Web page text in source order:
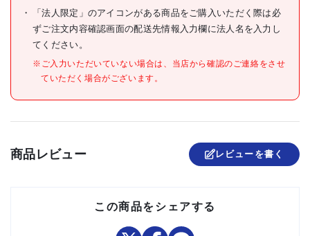
●ハンドル:プラスチック
原産国 イスラエル
セット内容/付属品
「法人限定」のアイコンがある商品をご購入いただく際は必
ずご注文内容確認画面の配送先情報入力欄に法人名を入力し
てください。
※ご入力いただいていない場合は、当店から確認のご連絡をさせ
ていただく場合がございます。
商品レビュー レビューを書く
この商品をシェアする